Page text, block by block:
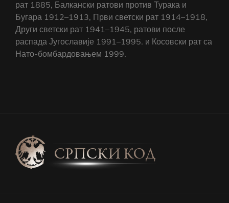
рат 1885, Балкански ратови против Турака и
Бугара 1912–1913, Први светски рат 1914–1918,
Други светски рат 1941–1945, ратови после
распада Југославије 1991–1995. и Косовски рат са
Нато-бомбардовањем 1999.